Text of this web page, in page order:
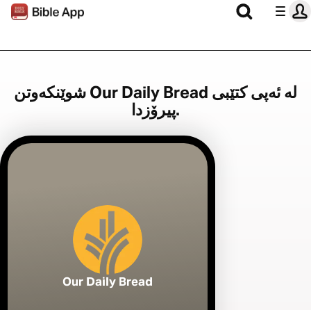
شوێنکەوتن Our Daily Bread لە ئەپی کتێبی
پیرۆزدا.
Our Daily Bread